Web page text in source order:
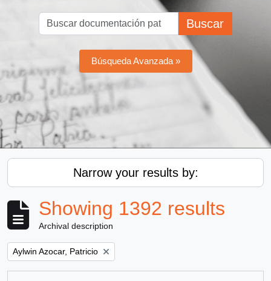
Buscar
Búsqueda Avanzada »
Narrow your results by:
Showing 1392 results
Archival description
Remove filter:
Aylwin Azocar, Patricio